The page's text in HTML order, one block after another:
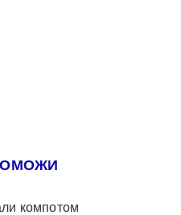
компотом